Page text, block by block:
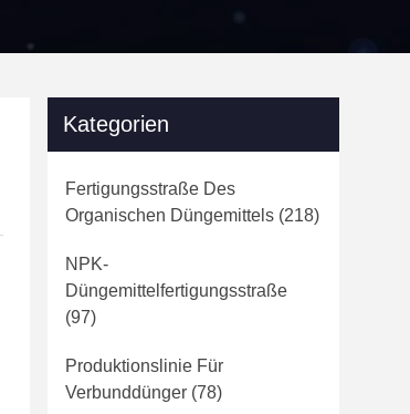
Kategorien
Fertigungsstraße Des
Organischen Düngemittels (218)
NPK-
Düngemittelfertigungsstraße
(97)
Produktionslinie Für
Verbunddünger (78)